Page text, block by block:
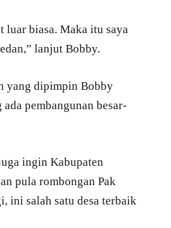
luar biasa. Maka itu saya
lanjut Bobby.
yang dipimpin Bobby
pembangunan besar-
ingin Kabupaten
pula rombongan Pak
ini salah satu desa terbaik